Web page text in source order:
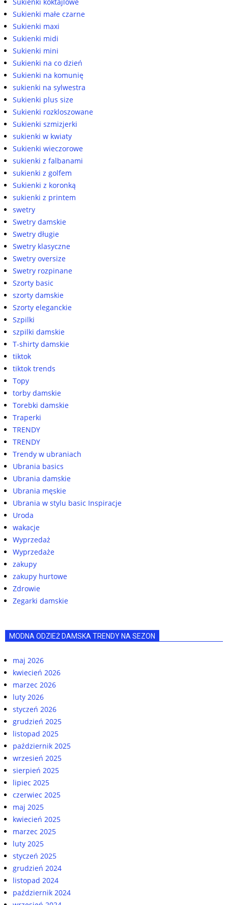
Sukienki małe czarne
Sukienki maxi
Sukienki midi
Sukienki mini
Sukienki na co dzień
Sukienki na komunię
sukienki na sylwestra
Sukienki plus size
Sukienki rozkloszowane
Sukienki szmizjerki
sukienki w kwiaty
Sukienki wieczorowe
sukienki z falbanami
sukienki z golfem
Sukienki z koronką
sukienki z printem
swetry
Swetry damskie
Swetry długie
Swetry klasyczne
Swetry oversize
Swetry rozpinane
Szorty basic
szorty damskie
Szorty eleganckie
Szpilki
szpilki damskie
T-shirty damskie
tiktok
tiktok trends
Topy
torby damskie
Torebki damskie
Traperki
TRENDY
TRENDY
Trendy w ubraniach
Ubrania basics
Ubrania damskie
Ubrania męskie
Ubrania w stylu basic Inspiracje
Uroda
wakacje
Wyprzedaż
Wyprzedaże
zakupy
zakupy hurtowe
Zdrowie
Zegarki damskie
MODNA ODZIEŻ DAMSKA TRENDY NA SEZON
maj 2026
kwiecień 2026
marzec 2026
luty 2026
styczeń 2026
grudzień 2025
listopad 2025
październik 2025
wrzesień 2025
sierpień 2025
lipiec 2025
czerwiec 2025
maj 2025
kwiecień 2025
marzec 2025
luty 2025
styczeń 2025
grudzień 2024
listopad 2024
październik 2024